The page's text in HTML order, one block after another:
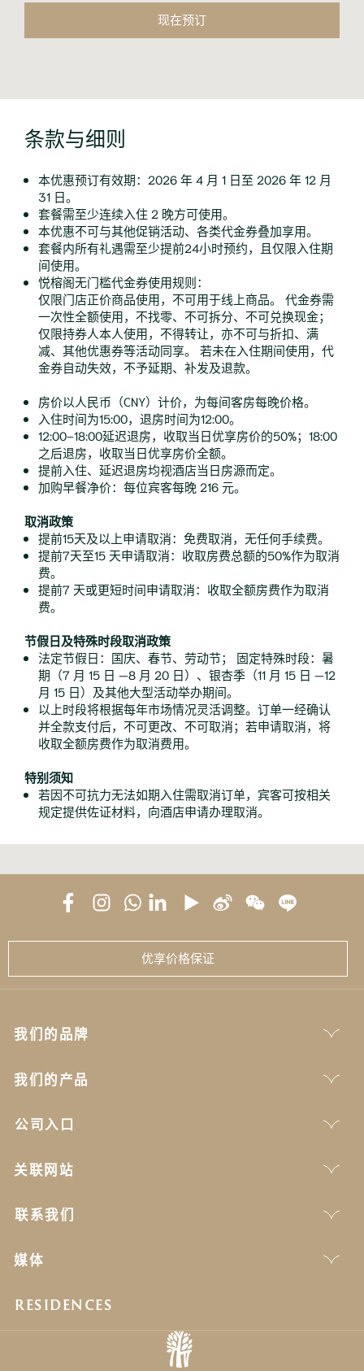
现在预订
条款与细则
本优惠预订有效期：2026 年 4 月 1 日至 2026 年 12 月
31 日。
套餐需至少连续入住 2 晚方可使用。
本优惠不可与其他促销活动、各类代金券叠加享用。
套餐内所有礼遇需至少提前24小时预约，且仅限入住期
间使用。
悦榕阁无门槛代金券使用规则：
仅限门店正价商品使用，不可用于线上商品。 代金券需
一次性全额使用，不找零、不可拆分、不可兑换现金；
仅限持券人本人使用，不得转让，亦不可与折扣、满
减、其他优惠券等活动同享。 若未在入住期间使用，代
金券自动失效，不予延期、补发及退款。
房价以人民币（CNY）计价，为每间客房每晚价格。
入住时间为15:00，退房时间为12:00。
12:00–18:00延迟退房，收取当日优享房价的50%；18:00
之后退房，收取当日优享房价全额。
提前入住、延迟退房均视酒店当日房源而定。
加购早餐净价：每位宾客每晚 216 元。
取消政策
提前15天及以上申请取消：免费取消，无任何手续费。
提前7天至15 天申请取消：收取房费总额的50%作为取消
费。
提前7 天或更短时间申请取消：收取全额房费作为取消
费。
节假日及特殊时段取消政策
法定节假日：国庆、春节、劳动节； 固定特殊时段：暑
期（7 月 15 日 —8 月 20 日）、银杏季（11 月 15 日 —12
月 15 日）及其他大型活动举办期间。
以上时段将根据每年市场情况灵活调整。订单一经确认
并全款支付后，不可更改、不可取消；若申请取消，将
收取全额房费作为取消费用。
特别须知
若因不可抗力无法如期入住需取消订单，宾客可按相关
规定提供佐证材料，向酒店申请办理取消。
优享价格保证
我们的品牌
我们的产品
公司入口
关联网站
联系我们
媒体
RESIDENCES